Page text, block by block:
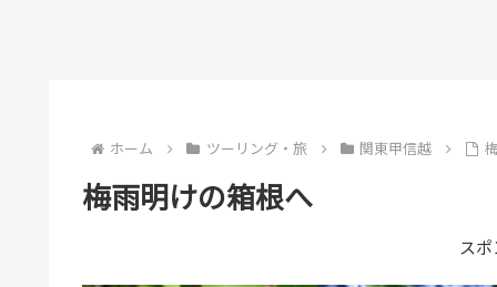
ホーム ツーリング・旅 関東甲信越
梅雨明けの箱根へ
ス